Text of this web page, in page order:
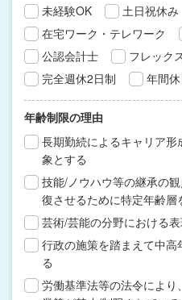
未経験OK
土日祝休み
在宅ワーク・テレワーク
公認会計士
フレック
完全週休2日制
年間
年齢制限の理由
長期勤続によるキャリア
象とする
技能/ノウハウ等の継承の
復させるために特定年齢層
芸術/芸能の分野における
行政の施策を踏まえて中
る
労働基準法等の法令によ